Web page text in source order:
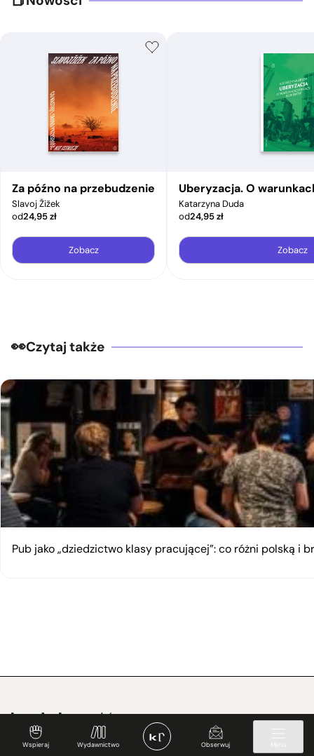
Wspieraj Wydawnictwo Obserwuj
Za późno na przebudzenie
Slavoj Žižek
od24,95zł
Zobacz
Uberyzacja. O
Katarzyna Duda
od24,95zł
Zobacz
Czytaj także
Pub jako „dziedzictwo klasy pracującej”: co różni polską i